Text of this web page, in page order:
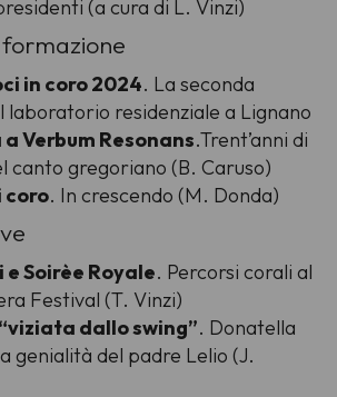
(a cura di L. Vinzi)
in coro 2024. La seconda
laboratorio residenziale a Lignano
Verbum Resonans.Trent’anni di
canto gregoriano (B. Caruso)
coro. In crescendo (M. Donda)
Soirèe Royale. Percorsi corali al
Festival (T. Vinzi)
dallo swing”. Donatella
genialità del padre Lelio (J.